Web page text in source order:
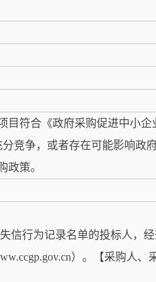
符合《政府采购促进中小
竞争，或者存在可能影响政
政策。
信行为记录名单的投标人，
）。【采购人